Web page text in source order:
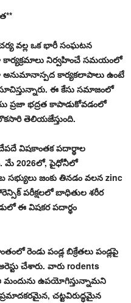
వల్ల ఒక భారీ సంఘటన
కార్యక్రమాలు నిర్వహించే సమయంలో
కార్యకలాపాలు ఉంటే
ఈ కేసు సమాజంలో
ప్రజా భద్రత కాపాడుకోవడంలో
తెలియజేస్తుంది.
విషకాంతక పదార్థాల
మే 2026లో, పైధోనీలో
సభ్యులు జంకు తినడం వలన zinc
పరీక్షలలో బాధితుల శరీర
ఈ విషకర పదార్థం
రెండు పండ్ల బిక్రేతలు పండ్లపై
చేశారు. వారు rodents
మందును ఉపయోగిస్తున్నామని
చట్టవిరుద్ధమైన